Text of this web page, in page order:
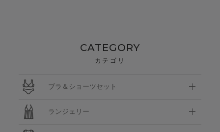
CATEGORY
カテゴリ
ブラ＆ショーツセット
ランジェリー